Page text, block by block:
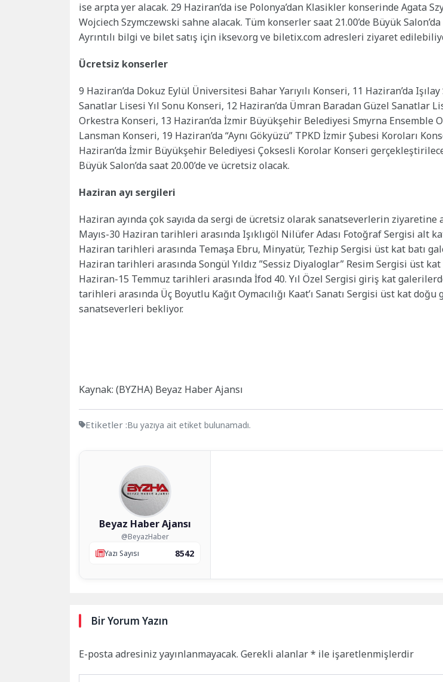
ise arpta yer alacak. 29 Haziran’da ise Polonya’dan Klasikler konserinde Agata
Wojciech Szymczewski sahne alacak. Tüm konserler saat 21.00’de Büyük
Ayrıntılı bilgi ve bilet satış için iksev.org ve biletix.com adresleri ziyaret
Ücretsiz konserler
9 Haziran’da Dokuz Eylül Üniversitesi Bahar Yarıyılı Konseri, 11 Haziran’da Işılay
Sanatlar Lisesi Yıl Sonu Konseri, 12 Haziran’da Ümran Baradan Güzel Sanatlar
Orkestra Konseri, 13 Haziran’da İzmir Büyükşehir Belediyesi Smyrna Ensemble
Lansman Konseri, 19 Haziran’da “Aynı Gökyüzü” TPKD İzmir Şubesi Koroları
Haziran’da İzmir Büyükşehir Belediyesi Çoksesli Korolar Konseri
Büyük Salon’da saat 20.00’de ve ücretsiz olacak.
Haziran ayı sergileri
Haziran ayında çok sayıda da sergi de ücretsiz olarak sanatseverlerin ziyaretine
Mayıs-30 Haziran tarihleri arasında Işıklıgöl Nilüfer Adası Fotoğraf Sergisi alt
Haziran tarihleri arasında Temaşa Ebru, Minyatür, Tezhip Sergisi üst kat batı
Haziran tarihleri arasında Songül Yıldız ”Sessiz Diyaloglar” Resim Sergisi üst
Haziran-15 Temmuz tarihleri arasında İfod 40. Yıl Özel Sergisi giriş kat
tarihleri arasında Üç Boyutlu Kağıt Oymacılığı Kaat’ı Sanatı Sergisi üst kat doğu
sanatseverleri bekliyor.
Kaynak: (BYZHA) Beyaz Haber Ajansı
Etiketler :Bu yazıya ait etiket bulunamadı.
Beyaz Haber Ajansı
@BeyazHaber
Yazı Sayısı
8542
Bir Yorum Yazın
E-posta adresiniz yayınlanmayacak. Gerekli alanlar* ile işaretlenmişlerdir